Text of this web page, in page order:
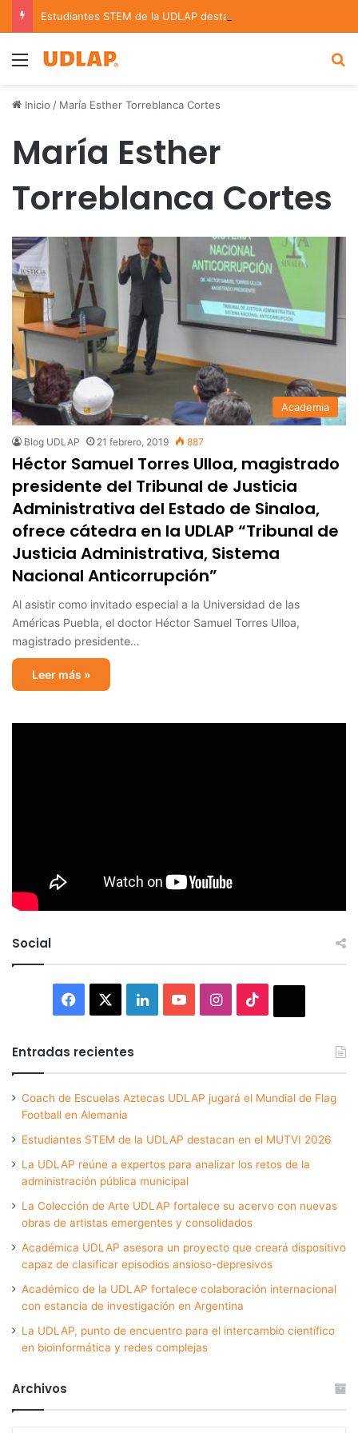
Menu
Inicio / María Esther Torreblanca Cortes
María Esther
Torreblanca Cortes
Academia
Blog UDLAP 21 febrero, 2019 887
Héctor Samuel Torres Ulloa, magistrado
presidente del Tribunal de Justicia
Administrativa del Estado de Sinaloa,
ofrece cátedra en la UDLAP “Tribunal de
Justicia Administrativa, Sistema
Nacional Anticorrupción”
Al asistir como invitado especial a la Universidad de las
Américas Puebla, el doctor Héctor Samuel Torres Ulloa,
magistrado presidente…
Leer más »
Social
Facebook LinkedInYouTubeInstagram
Entradas recientes
Coach de Escuelas Aztecas UDLAP jugará el Mundial de Flag
Football en Alemania
Estudiantes STEM de la UDLAP destacan en el MUTVI 2026
La UDLAP reúne a expertos para analizar los retos de la
administración pública municipal
La Colección de Arte UDLAP fortalece su acervo con nuevas
obras de artistas emergentes y consolidados
Académica UDLAP asesora un proyecto que creará dispositivo
capaz de clasificar episodios ansioso-depresivos
Académico de la UDLAP fortalece colaboración internacional
con estancia de investigación en Argentina
La UDLAP, punto de encuentro para el intercambio científico
en bioinformática y redes complejas
Archivos